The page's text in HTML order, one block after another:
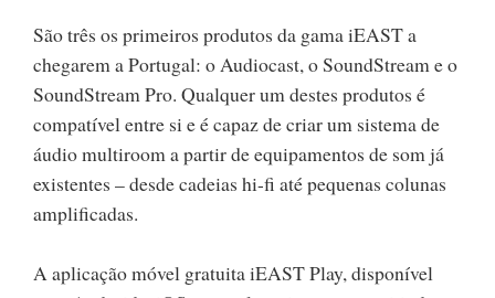
São três os primeiros produtos da gama iEAST a
chegarem a Portugal: o Audiocast, o SoundStream e o
SoundStream Pro. Qualquer um destes produtos é
compatível entre si e é capaz de criar um sistema de
áudio multiroom a partir de equipamentos de som já
existentes – desde cadeias hi-fi até pequenas colunas
amplificadas.
A aplicação móvel gratuita iEAST Play, disponível